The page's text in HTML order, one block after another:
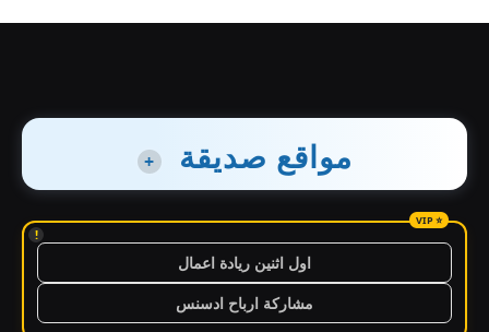
مواقع صديقة +
!
اول اثنين ريادة اعمال
مشاركة ارباح ادسنس